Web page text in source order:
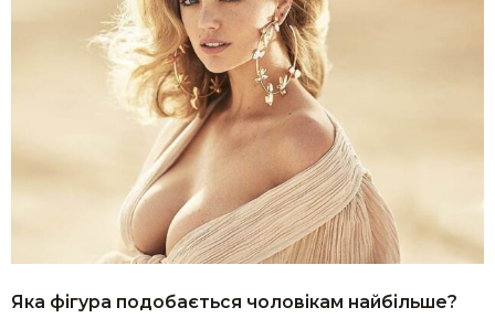
Яка фігура подобається чоловікам найбільше?